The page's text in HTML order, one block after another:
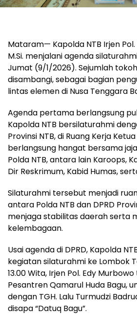
Mataram— Kapolda NTB Irjen Pol.
M.Si. menjalani agenda
Jumat (9/1/2026). Sejumlah
disambangi, sebagai bagian
lintas elemen di Nusa Tenggara
Agenda pertama berlangsung
Kapolda NTB bersilaturahmi
Provinsi NTB, di Ruang Kerja
berlangsung hangat bersama
Polda NTB, antara lain Karoops,
Dir Reskrimum, Kabid Humas,
Silaturahmi tersebut menjadi
antara Polda NTB dan DPRD
menjaga stabilitas daerah serta
kelembagaan.
Usai agenda di DPRD, Kapolda
kegiatan silaturahmi ke Lombok
13.00 Wita, Irjen Pol. Edy
Pesantren Qamarul Huda Bagu,
dengan TGH. Lalu Turmudzi
disapa “Datuq Bagu”.